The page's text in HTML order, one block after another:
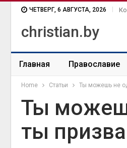
ЧЕТВЕРГ, 6 АВГУСТА, 2026
christian.by
Главная Православие
Home Статьи Ты можешь не
Ты
ты